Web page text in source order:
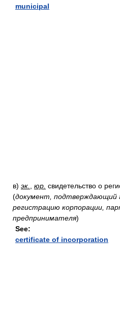
municipal
в) эк. юр. свидетельство о
(документ, подтверждающий
регистрацию корпорации,
предпринимателя)
See:
certificate of incorporation